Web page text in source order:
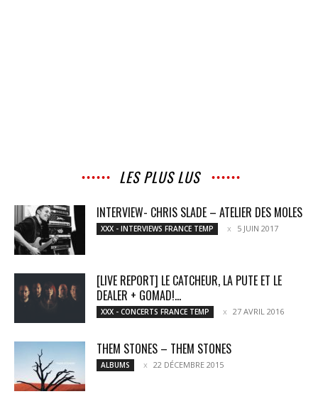
LES PLUS LUS
INTERVIEW- CHRIS SLADE – ATELIER DES MOLES
XXX - INTERVIEWS FRANCE TEMP 5 JUIN 2017
[LIVE REPORT] LE CATCHEUR, LA PUTE ET LE
DEALER + GOMAD!...
XXX - CONCERTS FRANCE TEMP 27 AVRIL 2016
THEM STONES – THEM STONES
ALBUMS 22 DÉCEMBRE 2015